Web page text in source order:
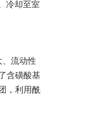
冷却至室
流动性
含磺酸基
，利用酰